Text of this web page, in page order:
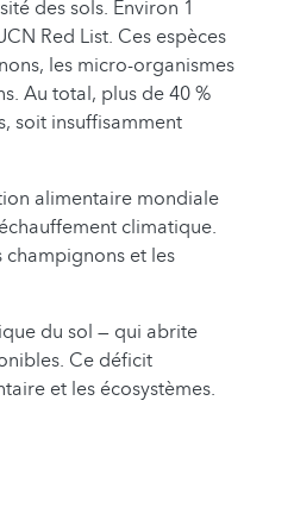
des sols. Environ 1
Red List. Ces espèces
les micro-organismes
Au total, plus de 40 %
soit insuffisamment
alimentaire mondiale
climatique.
et les
du sol — qui abrite
Ce déficit
et les écosystèmes.